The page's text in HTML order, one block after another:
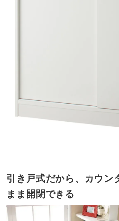
引き戸式だから、カウン
まま開閉できる